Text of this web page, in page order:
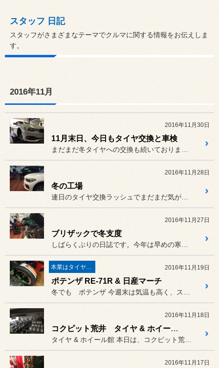
スタッフ 日記
スタッフがさまざまなテーマでクルマに関する情報をお伝えしま
す。
2016年11月
2016年11月30日
11月末日、今日もタイヤ交換と車検
2016年11月28日
冬の工場
2016年11月27日
ブリザックで冬支度
2016年11月19日
ポテンザ RE-71R & 日産マーチ
2016年11月18日
コクピット荒井 タイヤ & ホイール館
2016年11月17日